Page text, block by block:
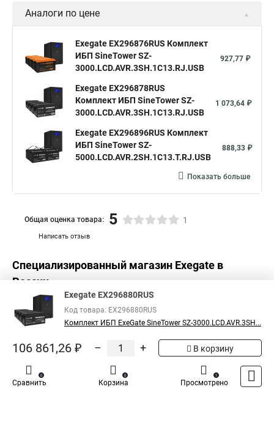
Аналоги по цене
Exegate EX296876RUS Комплект
ИБП SineTower SZ-
3000.LCD.AVR.3SH.1C13.RJ.USB
927,77 ₽
Exegate EX296878RUS
Комплект ИБП SineTower SZ-
3000.LCD.AVR.3SH.1C13.RJ.USB
1 073,64 ₽
Exegate EX296896RUS Комплект
ИБП SineTower SZ-
5000.LCD.AVR.2SH.1C13.T.RJ.USB
888,33 ₽
Показать больше
Написать отзыв
Общая оценка товара: 5 1
Специализированный магазин Exegate в
России
Exegate EX296880RUS
Код товара: EX296880RUS
Комплект ИБП ExeGate SineTower SZ-3000.LCD.AVR.3SH...
106 861,26 ₽ – + В корзину
Сравнить
0
Корзина
0
Просмотрено
1